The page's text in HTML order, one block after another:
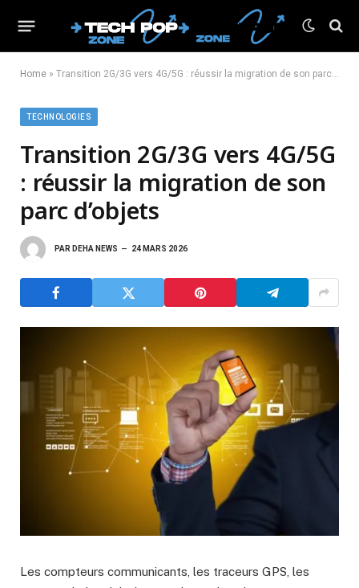
Home » Transition 2G/3G vers 4G/5G : réussir la migration de son parc d’objets
TECHNOLOGIES
Transition 2G/3G vers 4G/5G
: réussir la migration de son
parc d’objets
PAR DEHA NEWS 24 MARS 2026
Les compteurs communicants, les traceurs GPS, les